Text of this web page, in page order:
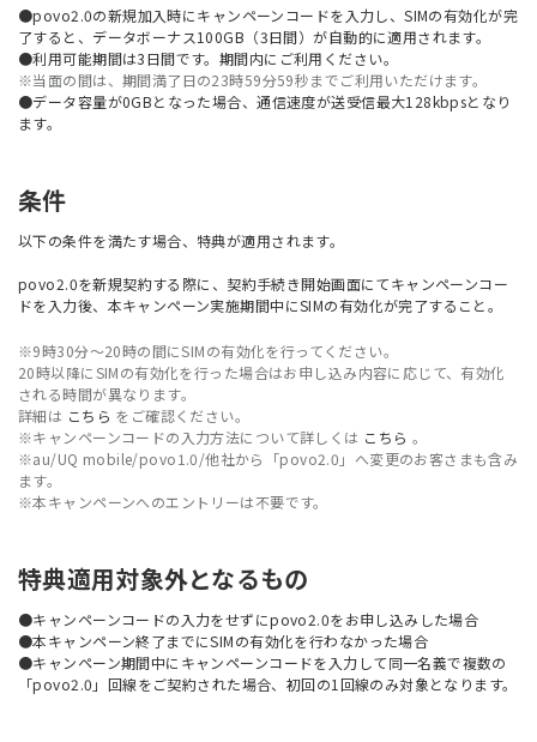
●povo2.0の新規加入時にキャンペーンコードを入力し、SIMの有効化が完
了すると、データボーナス100GB（3日間）が自動的に適用されます。
●利用可能期間は3日間です。期間内にご利用ください。
※当面の間は、期間満了日の23時59分59秒までご利用いただけます。
●データ容量が0GBとなった場合、通信速度が送受信最大128kbpsとなり
ます。
条件
以下の条件を満たす場合、特典が適用されます。
povo2.0を新規契約する際に、契約手続き開始画面にてキャンペーンコー
ドを入力後、本キャンペーン実施期間中にSIMの有効化が完了すること。
※9時30分〜20時の間にSIMの有効化を行ってください。
20時以降にSIMの有効化を行った場合はお申し込み内容に応じて、有効化
される時間が異なります。
詳細は こちら をご確認ください。
※キャンペーンコードの入力方法について詳しくは こちら 。
※au/UQ mobile/povo1.0/他社から「povo2.0」へ変更のお客さまも含み
ます。
※本キャンペーンへのエントリーは不要です。
特典適用対象外となるもの
●キャンペーンコードの入力をせずにpovo2.0をお申し込みした場合
●本キャンペーン終了までにSIMの有効化を行わなかった場合
●キャンペーン期間中にキャンペーンコードを入力して同一名義で複数の
「povo2.0」回線をご契約された場合、初回の1回線のみ対象となります。